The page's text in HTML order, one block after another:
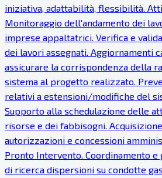
iniziativa, adattabilità, flessibilità.
Monitoraggio dell'andamento dei
imprese appaltatrici. Verifica e
dei lavori assegnati. Aggiornamenti
assicurare la corrispondenza della
sistema al progetto realizzato.
relativi a estensioni/modifiche del
Supporto alla schedulazione delle
risorse e dei fabbisogni.
autorizzazioni e concessioni
Pronto Intervento. Coordinamento
di ricerca dispersioni su condotte